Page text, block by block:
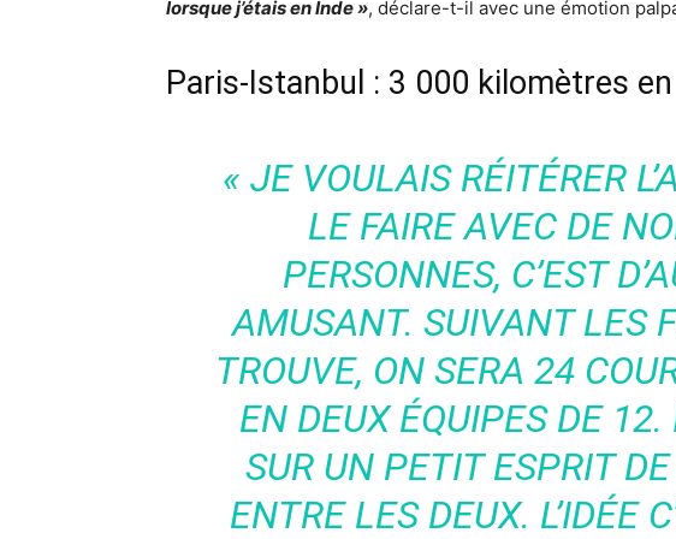
lorsque j’étais en Inde », déclare-t-il avec une émotion
Paris-Istanbul : 3 000 kilomètres
« JE VOULAIS RÉITÉRER
LE FAIRE AVEC DE
PERSONNES, C’EST
AMUSANT. SUIVANT LES
TROUVE, ON SERA 24
EN DEUX ÉQUIPES DE
SUR UN PETIT ESPRIT
ENTRE LES DEUX. L’IDÉE